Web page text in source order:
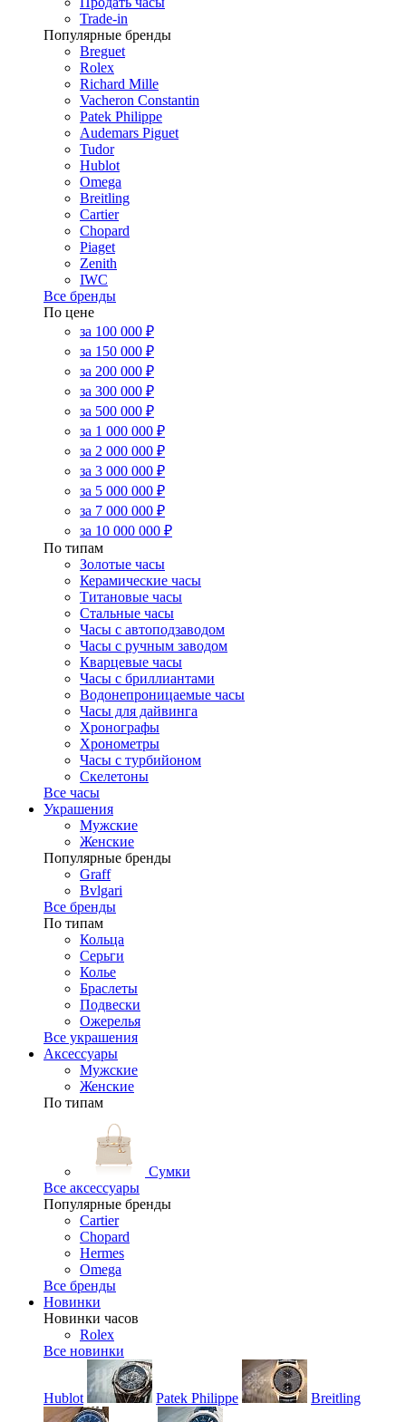
Trade-in
Популярные бренды
Breguet
Rolex
Richard Mille
Vacheron Constantin
Patek Philippe
Audemars Piguet
Tudor
Hublot
Omega
Breitling
Cartier
Chopard
Piaget
Zenith
IWC
Все бренды
По цене
за 100 000 ₽
за 150 000 ₽
за 200 000 ₽
за 300 000 ₽
за 500 000 ₽
за 1 000 000 ₽
за 2 000 000 ₽
за 3 000 000 ₽
за 5 000 000 ₽
за 7 000 000 ₽
за 10 000 000 ₽
По типам
Золотые часы
Керамические часы
Титановые часы
Стальные часы
Часы с автоподзаводом
Часы с ручным заводом
Кварцевые часы
Часы с бриллиантами
Водонепроницаемые часы
Часы для дайвинга
Хронографы
Хронометры
Часы с турбийоном
Скелетоны
Все часы
Украшения
Мужские
Женские
Популярные бренды
Graff
Bvlgari
Все бренды
По типам
Кольца
Серьги
Колье
Браслеты
Подвески
Ожерелья
Все украшения
Аксессуары
Мужские
Женские
По типам
Сумки
Все аксессуары
Популярные бренды
Cartier
Chopard
Hermes
Omega
Все бренды
Новинки
Новинки часов
Rolex
Все новинки
Hublot Patek Philippe Breitling